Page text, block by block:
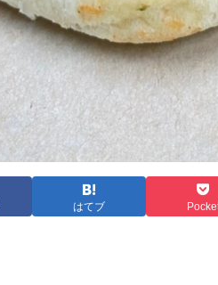
はてブ